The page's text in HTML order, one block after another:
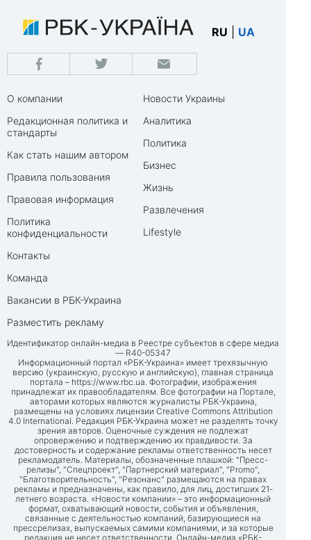
RU UA
О компании
Редакционная политика и
стандарты
Как стать нашим автором
Правила пользования
Правовая информация
Политика
конфиденциальности
Контакты
Команда
Вакансии в РБК-Украина
Разместить рекламу
Новости Украины
Аналитика
Политика
Бизнес
Жизнь
Развлечения
Lifestyle
Идентификатор онлайн-медиа в Реестре субъектов в сфере медиа
— R40-05347
Информационный портал «РБК-Украина» имеет трехязычную
версию (украинскую, русскую и английскую), главная страница
портала – https://www.rbc.ua. Фотографии, изображения
принадлежат их правообладателям. Все фотографии на Портале,
авторами которых являются журналисты РБК-Украина,
размещены на условиях лицензии Creative Commons Attribution
4.0 International. Редакция РБК-Украина может не разделять точку
зрения авторов. Оценочные суждения не подлежат
опровержению и подтверждению их правдивости. За
достоверность и содержание рекламы ответственность несет
рекламодатель. Материалы, обозначенные плашкой: "Пресс-
релизы", "Спецпроект", "Партнерский материал", "Promo",
"Благотворительность", "Резонанс" размещаются на правах
рекламы и предназначены, как правило, для лиц, достигших 21-
летнего возраста. «Новости компании» – это информационный
формат, охватывающий новости, события и объявления,
связанные с деятельностью компаний, базирующиеся на
прессрелизах, выпускаемых самими компаниями, и за которые
редакция не несет ответственности. Онлайн-медиа «РБК-